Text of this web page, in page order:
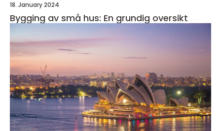
18. January 2024
Bygging av små hus: En grundig oversikt